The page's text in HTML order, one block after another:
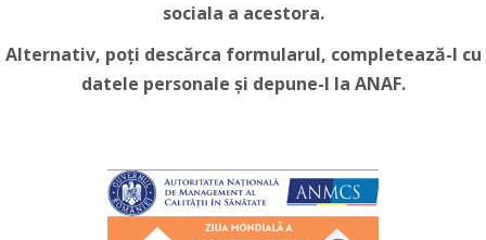
sociala a acestora.
Alternativ, poți descărca formularul, completează-l cu
datele personale și depune-l la ANAF.